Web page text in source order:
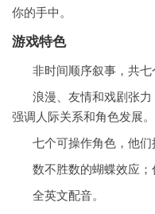
你的手中。
游戏特色
非时间顺序叙事，共七
浪漫、友情和戏剧张
强调人际关系和角色发展。
七个可操作角色，他们
数不胜数的蝴蝶效应；
全英文配音。